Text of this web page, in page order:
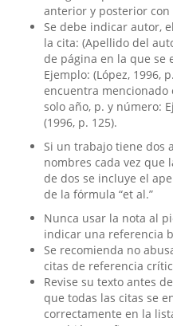
anterior y posterior con
Se debe indicar autor,
la cita: (Apellido del
de página en la que se
Ejemplo: (López, 1996,
encuentra mencionado
solo año, p. y número:
(1996, p. 125).
Si un trabajo tiene dos
nombres cada vez que
de dos se incluye el
de la fórmula “et al.”
Nunca usar la nota al
indicar una referencia
Se recomienda no
citas de referencia
Revise su texto antes
que todas las citas se
correctamente en la